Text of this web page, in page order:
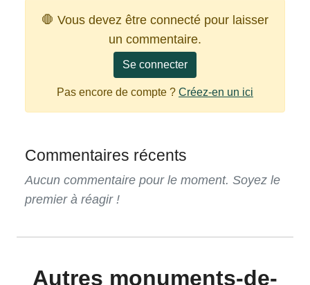
🛑 Vous devez être connecté pour laisser
un commentaire.
Se connecter
Pas encore de compte ? Créez-en un ici
Commentaires récents
Aucun commentaire pour le moment. Soyez le
premier à réagir !
Autres monuments-de-